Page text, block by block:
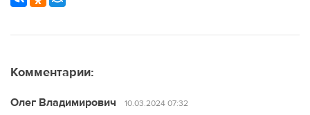
Комментарии:
Олег Владимирович 10.03.2024 07:32